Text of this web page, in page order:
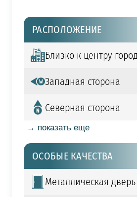
РАСПОЛОЖЕНИЕ
Близко к центру
Западная сторона
Северная сторона
→ показать еще
ОСОБЫЕ КАЧЕСТВА
Металлическая дверь